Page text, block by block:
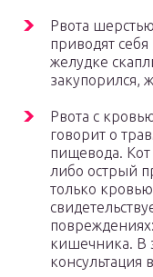
Рвота
приводят
желудке
закупорился,
Рвота с
говорит о
пищевода. Кот
либо острый
только
кишечника. В
консультация